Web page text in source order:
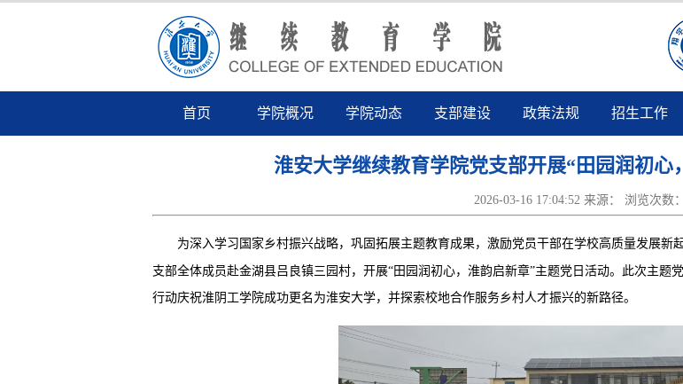
首页 学院概况 学院动态 支部建设 政策法规 招生工作
淮安大学继续教育学院党支部开展“田园润初心
2026-03-16 17:04:52 来源： 浏览次数：
为深入学习国家乡村振兴战略，巩固拓展主题教育成果，激励党员干部在学校高质量发展新
支部全体成员赴金湖县吕良镇三园村，开展“田园润初心，淮韵启新章”主题党日活动。此次主题
行动庆祝淮阴工学院成功更名为淮安大学，并探索校地合作服务乡村人才振兴的新路径。